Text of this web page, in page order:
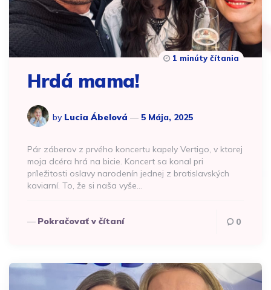
Hrdá mama!
by Lucia Ábelová 5 Mája, 2025
1 minúty čítania
Pár záberov z prvého koncertu kapely Vertigo, v ktorej
moja dcéra hrá na bicie. Koncert sa konal pri
príležitosti oslavy narodenín jednej z bratislavských
kaviarní. To, že si naša vyše…
Pokračovať v čítaní 0